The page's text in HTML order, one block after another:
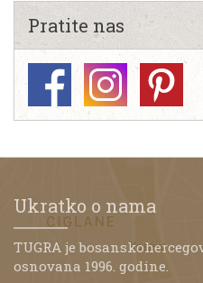
Pratite nas
Ukratko o nama
TUGRA je
osnovana 1996. godine.